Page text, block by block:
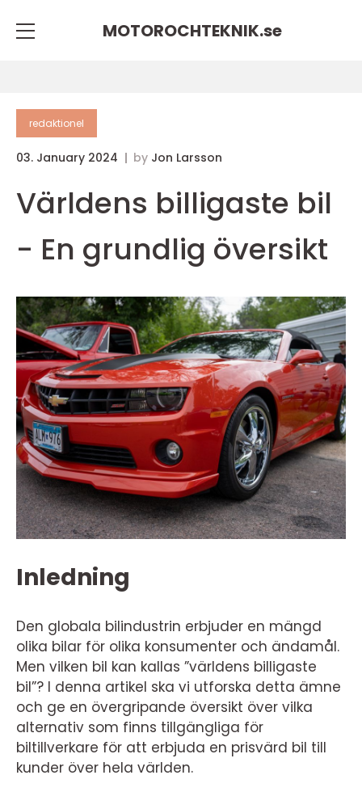
MOTOROCHTEKNIK.se
redaktionel
03. January 2024 by Jon Larsson
Världens billigaste bil
- En grundlig översikt
Inledning
Den globala bilindustrin erbjuder en mängd
olika bilar för olika konsumenter och ändamål.
Men vilken bil kan kallas ”världens billigaste
bil”? I denna artikel ska vi utforska detta ämne
och ge en övergripande översikt över vilka
alternativ som finns tillgängliga för
biltillverkare för att erbjuda en prisvärd bil till
kunder över hela världen.